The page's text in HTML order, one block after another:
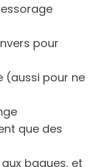
pour
(aussi pour ne
que des
bagues, et